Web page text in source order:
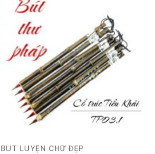
BÚT LUYỆN CHỮ ĐẸP